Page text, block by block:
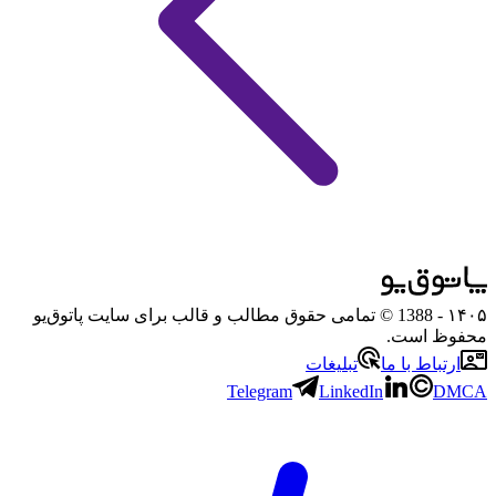
۱۴۰۵
- 1388 © تمامی حقوق مطالب و قالب برای سایت پاتوق‌یو
محفوظ است.
ارتباط با ما
تبلیغات
Telegram
LinkedIn DMCA